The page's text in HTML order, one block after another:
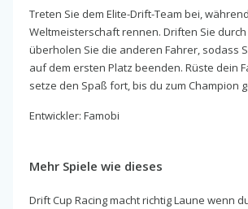
Treten Sie dem Elite-Drift-Team bei,
Weltmeisterschaft rennen. Driften Sie
überholen Sie die anderen Fahrer, sodass
auf dem ersten Platz beenden. Rüste dein
setze den Spaß fort, bis du zum Champion
Entwickler: Famobi
Mehr Spiele wie dieses
Drift Cup Racing macht richtig Laune wenn